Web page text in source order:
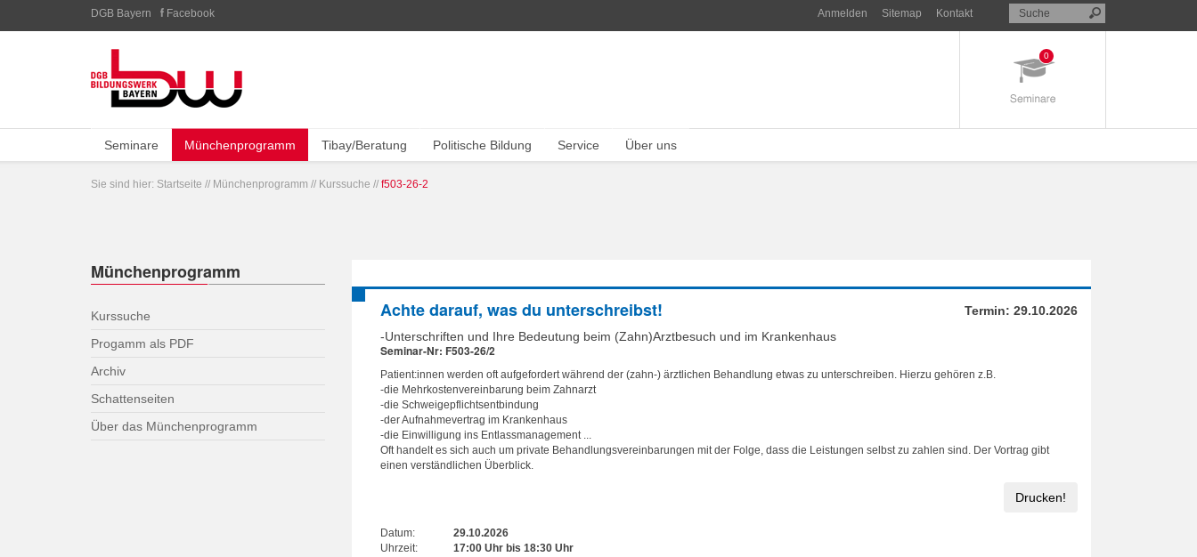
DGB Bayern Facebook Anmelden Sitemap Kontakt
0
Seminare Münchenprogramm Tibay/Beratung Politische Bildung Service Über uns
Sie sind hier: Startseite // Münchenprogramm // Kurssuche // f503-26-2
Münchenprogramm
Kurssuche
Progamm als PDF
Archiv
Schattenseiten
Über das Münchenprogramm
Achte darauf, was du unterschreibst! Termin: 29.10.2026
-Unterschriften und Ihre Bedeutung beim (Zahn)Arztbesuch und im Krankenhaus
Seminar-Nr: F503-26/2
Patient:innen werden oft aufgefordert während der (zahn-) ärztlichen Behandlung etwas zu unterschreiben. Hierzu gehören z.B.
-die Mehrkostenvereinbarung beim Zahnarzt
-die Schweigepflichtsentbindung
-der Aufnahmevertrag im Krankenhaus
-die Einwilligung ins Entlassmanagement ...
Oft handelt es sich auch um private Behandlungsvereinbarungen mit der Folge, dass die Leistungen selbst zu zahlen sind. Der Vortrag gibt
einen verständlichen Überblick.
Drucken!
Datum:
Uhrzeit:
29.10.2026
17:00 Uhrbis 18:30Uhr